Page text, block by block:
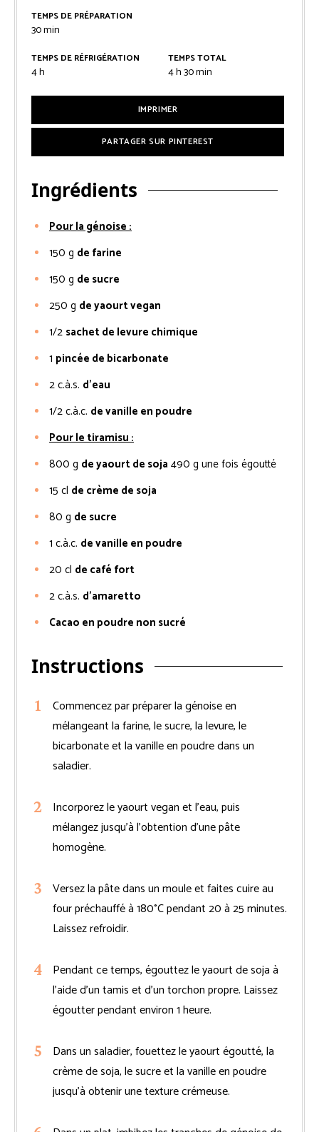
TEMPS DE PRÉPARATION
30min
TEMPS DE RÉFRIGÉRATION
4h
TEMPS TOTAL
4h30min
IMPRIMER
PARTAGER SUR PINTEREST
Ingrédients
Pour la génoise :
150 g de farine
150 g de sucre
250 g de yaourt vegan
1/2 sachet de levure chimique
1 pincée de bicarbonate
2c.à.s. d'eau
1/2c.à.c. de vanille en poudre
Pour le tiramisu :
800 g de yaourt de soja 490 g une fois égoutté
15 cl de crème de soja
80 g de sucre
1 c.à.c. de vanille en poudre
20 cl de café fort
2c.à.s. d'amaretto
Cacao en poudre non sucré
Instructions
Commencez par préparer la génoise en
mélangeant la farine, le sucre, la levure, le
bicarbonate et la vanille en poudre dans un
saladier.
Incorporez le yaourt vegan et l’eau, puis
mélangez jusqu’à l’obtention d’une pâte
homogène.
Versez la pâte dans un moule et faites cuire au
four préchauffé à 180°C pendant 20 à 25 minutes.
Laissez refroidir.
Pendant ce temps, égouttez le yaourt de soja à
l’aide d’un tamis et d’un torchon propre. Laissez
égoutter pendant environ 1 heure.
Dans un saladier, fouettez le yaourt égoutté, la
crème de soja, le sucre et la vanille en poudre
jusqu’à obtenir une texture crémeuse.